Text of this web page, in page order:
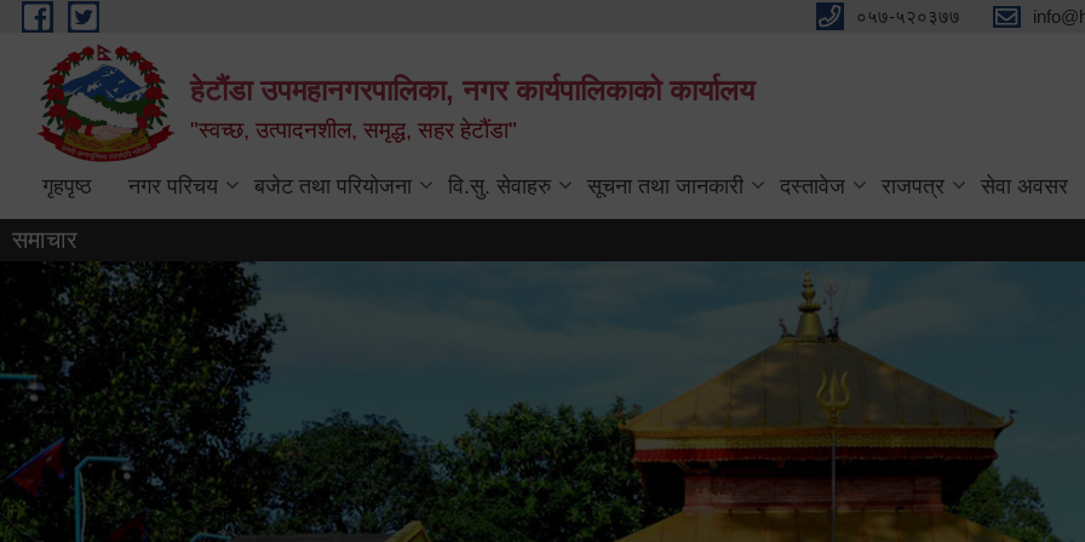
Skip to main content ०५७-५२०३७७
हेटौंडा उपमहानगरपालिका, नगर कार्यपालिकाको कार्यालय
"स्वच्छ, उत्पादनशील, समृद्ध, सहर हेटौंडा"
गृहपृष्ठ नगर परिचय बजेट तथा परियोजना वि.सु. सेवाहरु सूचना तथा जानकारी दस्तावेज राजपत्र सेवा अवसर
समाचार